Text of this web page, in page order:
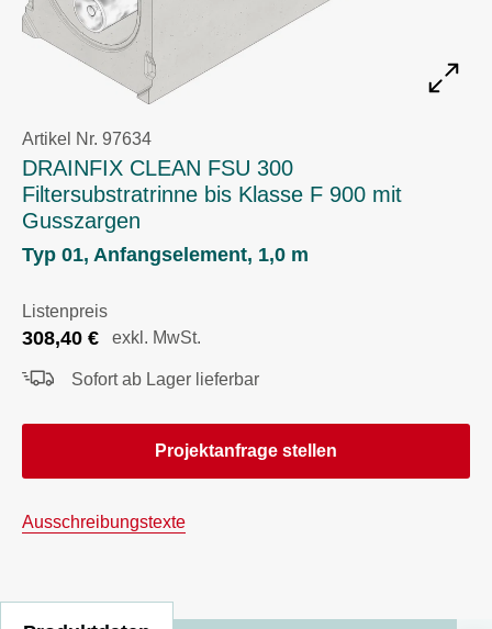
Artikel Nr. 97634
DRAINFIX CLEAN FSU 300
Filtersubstratrinne bis Klasse F 900 mit
Gusszargen
Typ 01, Anfangselement, 1,0 m
Listenpreis
308,40 € exkl. MwSt.
Sofort ab Lager lieferbar
Projektanfrage stellen
Ausschreibungstexte